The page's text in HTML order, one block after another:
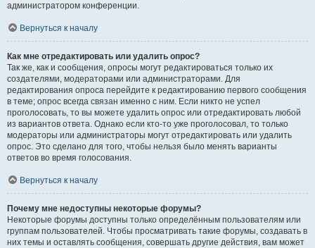
администратором конференции.
Вернуться к началу
Как мне отредактировать или удалить опрос?
Так же, как и сообщения, опросы могут редактироваться только их
создателями, модераторами или администраторами. Для
редактирования опроса перейдите к редактированию первого сообщения
в теме; опрос всегда связан именно с ним. Если никто не успел
проголосовать, то вы можете удалить опрос или отредактировать любой
из вариантов ответа. Однако если кто-то уже проголосовал, то только
модераторы или администраторы могут отредактировать или удалить
опрос. Это сделано для того, чтобы нельзя было менять варианты
ответов во время голосования.
Вернуться к началу
Почему мне недоступны некоторые форумы?
Некоторые форумы доступны только определённым пользователям или
группам пользователей. Чтобы просматривать такие форумы, создавать в
них темы и оставлять сообщения, совершать другие действия, вам может